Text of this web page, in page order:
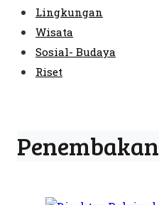
Lingkungan
Wisata
Sosial- Budaya
Riset
Penembakan